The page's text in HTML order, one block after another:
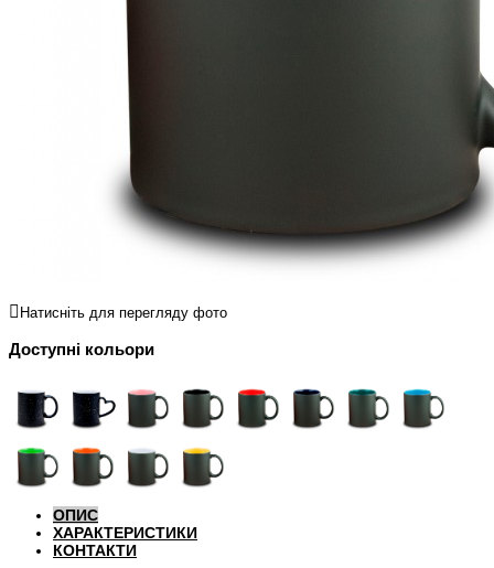
Натисніть для перегляду фото
Доступні кольори
ОПИС
ХАРАКТЕРИСТИКИ
КОНТАКТИ